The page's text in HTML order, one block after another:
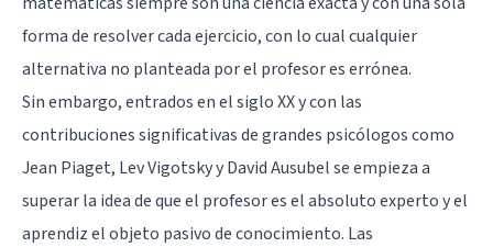
forma de resolver cada ejercicio, con lo cual cualquier
alternativa no planteada por el profesor es errónea.
Sin embargo, entrados en el siglo XX y con las
contribuciones significativas de grandes psicólogos como
Jean Piaget, Lev Vigotskyy David Ausubel se empieza a
superar la idea de que el profesor es el absoluto experto y el
aprendiz el objeto pasivo de conocimiento. Las